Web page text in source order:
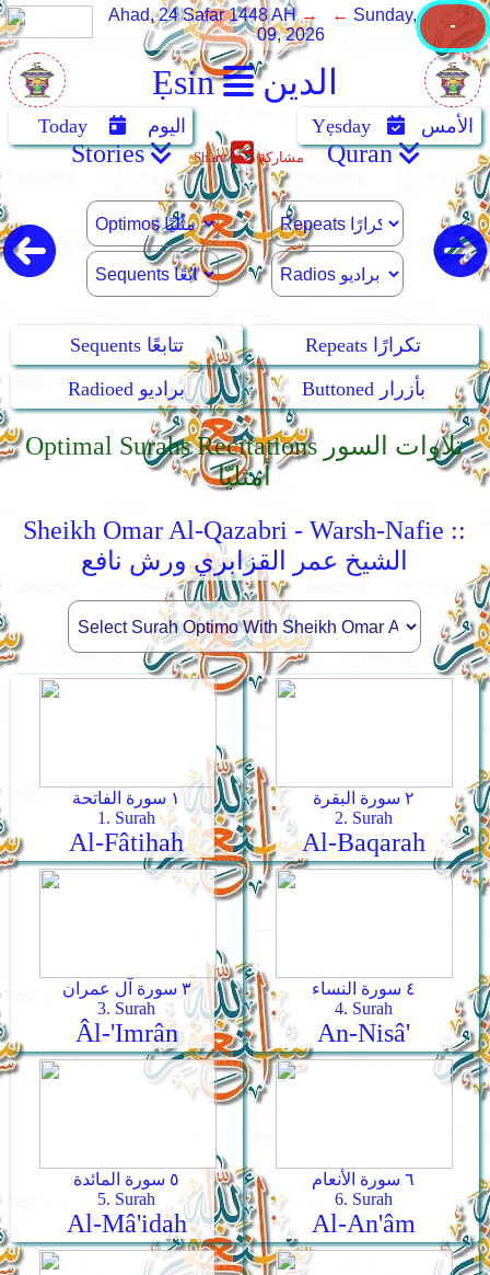
Ẹsin الدين
Ahad, 24 Safar 1448 AH → ← Sunday, August
09, 2026
Today اليوم Yẹsday الأمس
Stories Share مشاركة Quran
Sequents تتابعًا
Repeats تكرارًا
Radioed براديو
Buttoned بأزرار
Optimal Surahs Recitations تلاوات السور
أمثليّا
Sheikh Omar Al-Qazabri - Warsh-Nafie ::
الشيخ عمر القزابري ورش نافع
١ سورة الفاتحة
1. Surah
Al-Fâtihah
٢ سورة البقرة
2. Surah
Al-Baqarah
٣ سورة آل عمران
3. Surah
Âl-'Imrân
٤ سورة النساء
4. Surah
An-Nisâ'
٥ سورة المائدة
5. Surah
Al-Mâ'idah
٦ سورة الأنعام
6. Surah
Al-An'âm